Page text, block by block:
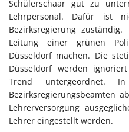
Schülerschaar gut zu
Lehrpersonal. Dafür ist
Bezirksregierung
Leitung einer grünen
Düsseldorf machen. Die
Düsseldorf werden
Trend untergeordnet.
Bezirksregierungsbeamten
Lehrerversorgung
Lehrer eingestellt werden.